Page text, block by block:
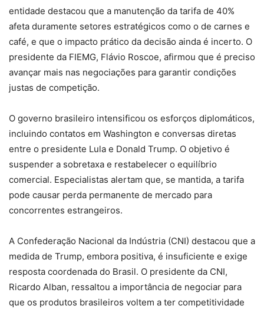
entidade destacou que a manutenção da tarifa de 40%
afeta duramente setores estratégicos como o de carnes e
café, e que o impacto prático da decisão ainda é incerto. O
presidente da FIEMG, Flávio Roscoe, afirmou que é preciso
avançar mais nas negociações para garantir condições
justas de competição.
O governo brasileiro intensificou os esforços diplomáticos,
incluindo contatos em Washington e conversas diretas
entre o presidente Lula e Donald Trump. O objetivo é
suspender a sobretaxa e restabelecer o equilíbrio
comercial. Especialistas alertam que, se mantida, a tarifa
pode causar perda permanente de mercado para
concorrentes estrangeiros.
A Confederação Nacional da Indústria (CNI) destacou que a
medida de Trump, embora positiva, é insuficiente e exige
resposta coordenada do Brasil. O presidente da CNI,
Ricardo Alban, ressaltou a importância de negociar para
que os produtos brasileiros voltem a ter competitividade